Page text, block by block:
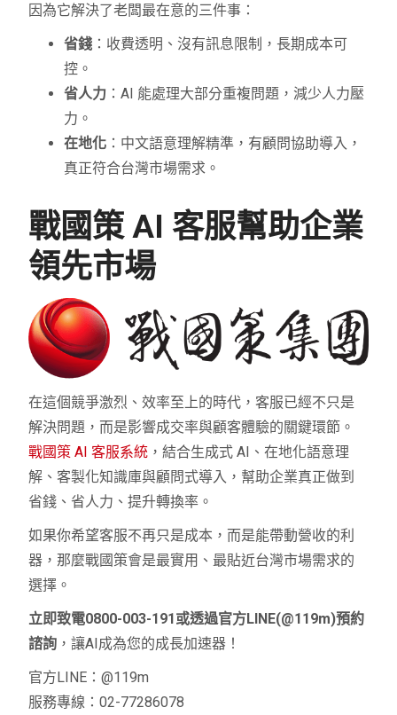
因為它解決了老闆最在意的三件事：
省錢 ：收費透明、沒有訊息限制，長期成本可
控。
省人力 ：AI 能處理大部分重複問題，減少人力壓
力。
在地化 ：中文語意理解精準，有顧問協助導入，
真正符合台灣市場需求。
戰國策 AI 客服幫助企業
領先市場
在這個競爭激烈、效率至上的時代，客服已經不只是
解決問題，而是影響成交率與顧客體驗的關鍵環節。
戰國策 AI 客服系統 ，結合生成式 AI、在地化語意理
解、客製化知識庫與顧問式導入，幫助企業真正做到
省錢、省人力、提升轉換率。
如果你希望客服不再只是成本，而是能帶動營收的利
器，那麼戰國策會是最實用、最貼近台灣市場需求的
選擇。
立即致電0800-003-191或透過官方LINE(@119m)預約
諮詢 ，讓AI成為您的成長加速器！
官方LINE：@119m
服務專線：02-77286078